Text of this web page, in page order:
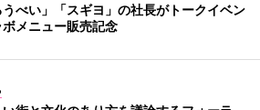
うべい」「スギヨ」の社長がトークイベン
メニュー販売記念